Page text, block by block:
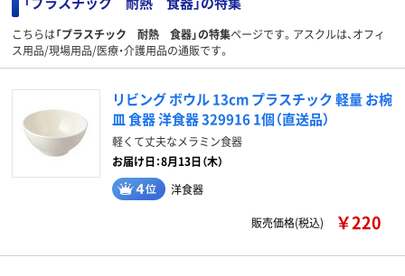
こちらは「プラスチック 耐熱 食器」の特集ページです。アスクルは、オフィ
ス用品/現場用品/医療・介護用品の通販です。
リビング ボウル 13cm プラスチック 軽量 お椀
皿 食器 洋食器 329916 1個（直送品）
軽くて丈夫なメラミン食器
お届け日：8月13日（木）
洋食器
販売価格(税込) ￥220